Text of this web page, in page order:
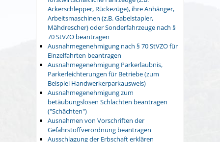
Ackerschlepper, Rückezüge), ihre Anhänger,
Arbeitsmaschinen (z.B. Gabelstapler,
Mähdrescher) oder Sonderfahrzeuge nach §
70 StVZO beantragen
Ausnahmegenehmigung nach § 70 StVZO für
Einzelfahrten beantragen
Ausnahmegenehmigung Parkerlaubnis,
Parkerleichterungen für Betriebe (zum
Beispiel Handwerkerparkausweis)
Ausnahmegenehmigung zum
betäubungslosen Schlachten beantragen
("Schächten")
Ausnahmen von Vorschriften der
Gefahrstoffverordnung beantragen
Ausschlagung der Erbschaft erklären